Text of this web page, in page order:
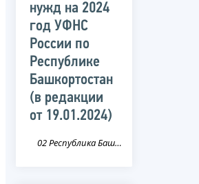
нужд на 2024
год УФНС
России по
Республике
Башкортостан
(в редакции
от 19.01.2024)
02 Республика Башкортостан